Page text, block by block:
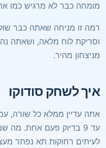
מומחה כבר לא מרגיש כמו
רמה זו מניחה שאתה כבר
וסריקת לוח מלאה, ושאתה
מניצחון מהיר.
איך לשחק סודוקו
עד 9 בדיוק פעם אחת.
לעיתים רחוקות תא נפתר